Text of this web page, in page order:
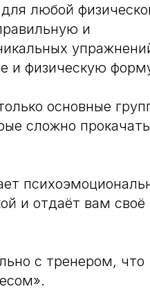
любой
и
и физическую
основные
сложно
и отдаёт вам своё
с тренером, что